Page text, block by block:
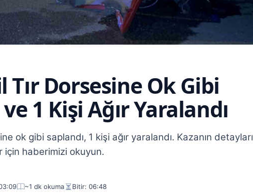
Dorsesine Ok Gibi
1 Kişi Ağır Yaralandı
ok gibi saplandı, 1 kişi ağır yaralandı. Kazanın detayları
için haberimizi okuyun.
~1 dk okuma Bitir: 06:48